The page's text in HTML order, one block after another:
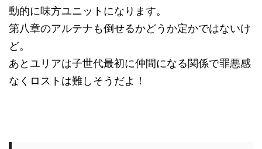
動的に味方ユニットになります。
第八章のアルテナも倒せるかどうか定かではないけ
ど。
あとユリアは子世代最初に仲間になる関係で罪悪感
なくロストは難しそうだよ！